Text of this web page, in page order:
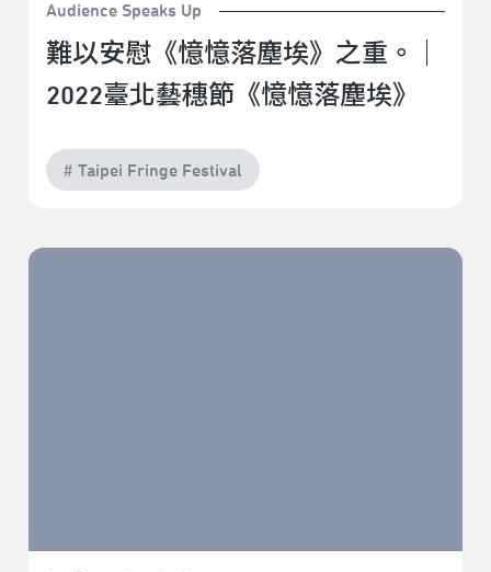
Audience Speaks Up
難以安慰《憶憶落塵埃》之重。｜
2022臺北藝穗節《憶憶落塵埃》
# Taipei Fringe Festival
關於失去和療癒｜2022臺北藝穗節《月亮之子》讀劇演